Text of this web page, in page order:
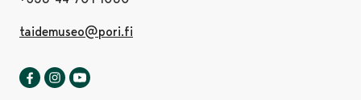
taidemuseo@pori.fi
Porin taidemuseo Facebookissa
Avautuu uudessa välilehdessä
Porin taidemuseo Instagrammissa
Avautuu uudessa välilehdessä